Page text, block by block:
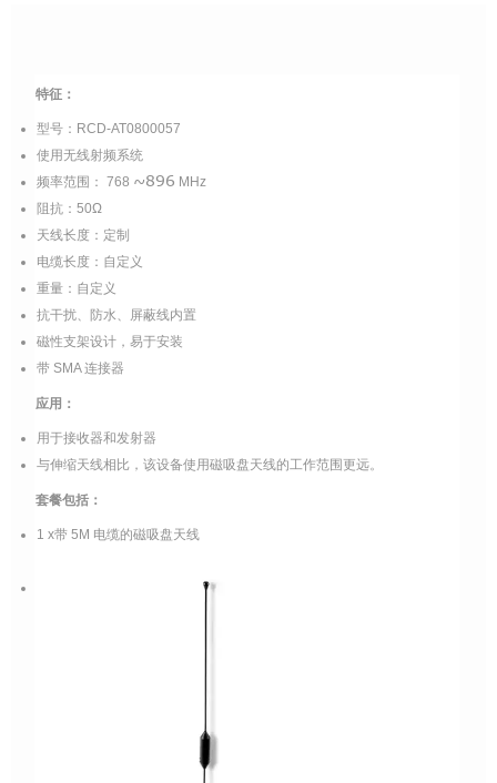
特征：
型号：RCD-AT0800057
使用无线射频系统
频率范围：768 ~896 MHz
阻抗：50Ω
天线长度：定制
电缆长度：自定义
重量：自定义
抗干扰、防水、屏蔽线内置
磁性支架设计，易于安装
带 SMA 连接器
应用：
用于接收器和发射器
与伸缩天线相比，该设备使用磁吸盘天线的工作范围更远。
套餐包括：
1 x带 5M 电缆的磁吸盘天线